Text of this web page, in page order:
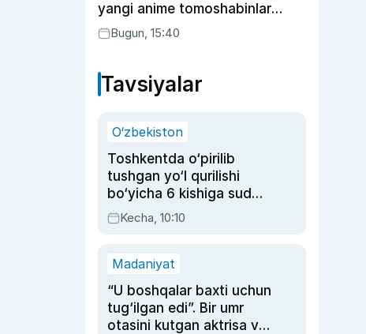
yangi anime tomoshabinlar
e’tiborini qozonmoqda
Bugun, 15:40
Tavsiyalar
O‘zbekiston
Toshkentda o‘pirilib
tushgan yo‘l qurilishi
bo‘yicha 6 kishiga sud
hukmi o‘qildi
Kecha, 10:10
Madaniyat
“U boshqalar baxti uchun
tug‘ilgan edi”. Bir umr
otasini kutgan aktrisa va